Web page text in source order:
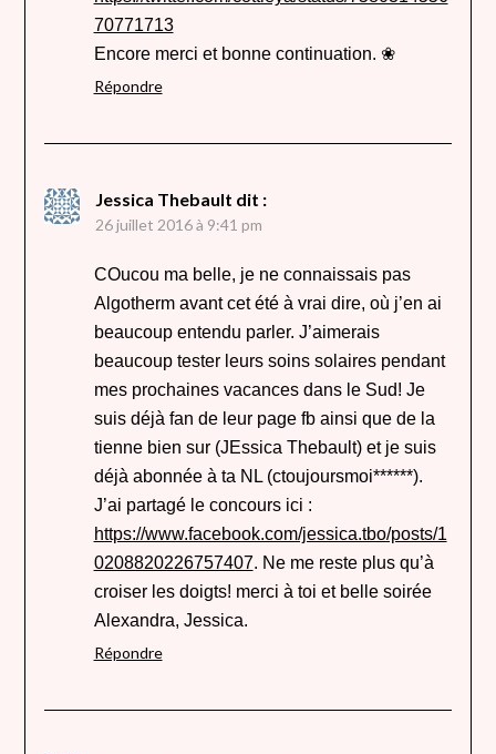
70771713
Encore merci et bonne continuation. ❀
Répondre
Jessica Thebault dit :
26 juillet 2016 à 9:41 pm
COucou ma belle, je ne connaissais pas
Algotherm avant cet été à vrai dire, où j’en ai
beaucoup entendu parler. J’aimerais
beaucoup tester leurs soins solaires pendant
mes prochaines vacances dans le Sud! Je
suis déjà fan de leur page fb ainsi que de la
tienne bien sur (JEssica Thebault) et je suis
déjà abonnée à ta NL (ctoujoursmoi******).
J’ai partagé le concours ici :
https://www.facebook.com/jessica.tbo/posts/1
0208820226757407. Ne me reste plus qu’à
croiser les doigts! merci à toi et belle soirée
Alexandra, Jessica.
Répondre